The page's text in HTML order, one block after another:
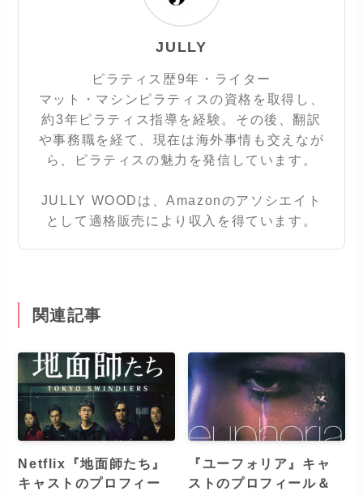
JULLY
ピラティス歴9年・ライター
マット・マシンピラティスの資格を取得し、
約3年ピラティス指導を経験。その後、翻訳
や事務職を経て、現在は海外事情も交えなが
ら、ピラティスの魅力を発信しています。
JULLY WOODは、Amazonのアソシエイト
として適格販売により収入を得ています。
関連記事
Netflix『地面師たち』
キャストのプロフィー
『ユーフォリア』キャ
ストのプロフィール＆